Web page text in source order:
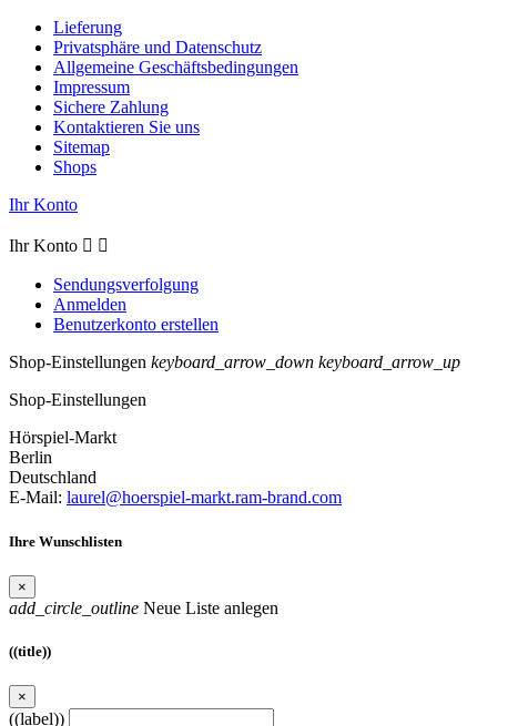
Lieferung
Privatsphäre und Datenschutz
Allgemeine Geschäftsbedingungen
Impressum
Sichere Zahlung
Kontaktieren Sie uns
Sitemap
Shops
Ihr Konto
Ihr Konto  
Sendungsverfolgung
Anmelden
Benutzerkonto erstellen
Shop-Einstellungen keyboard_arrow_down keyboard_arrow_up
Shop-Einstellungen
Hörspiel-Markt
Berlin
Deutschland
E-Mail: laurel@hoerspiel-markt.ram-brand.com
Ihre Wunschlisten
×
add_circle_outline Neue Liste anlegen
((title))
×
((label))